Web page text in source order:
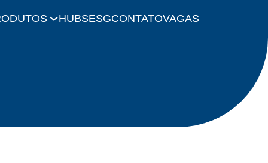
HUBSESGCONTATOVAGAS